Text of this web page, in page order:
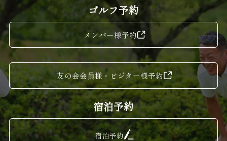
ゴルフ予約
メンバー様予約
友の会会員様・ビジター様予約
宿泊予約
宿泊予約